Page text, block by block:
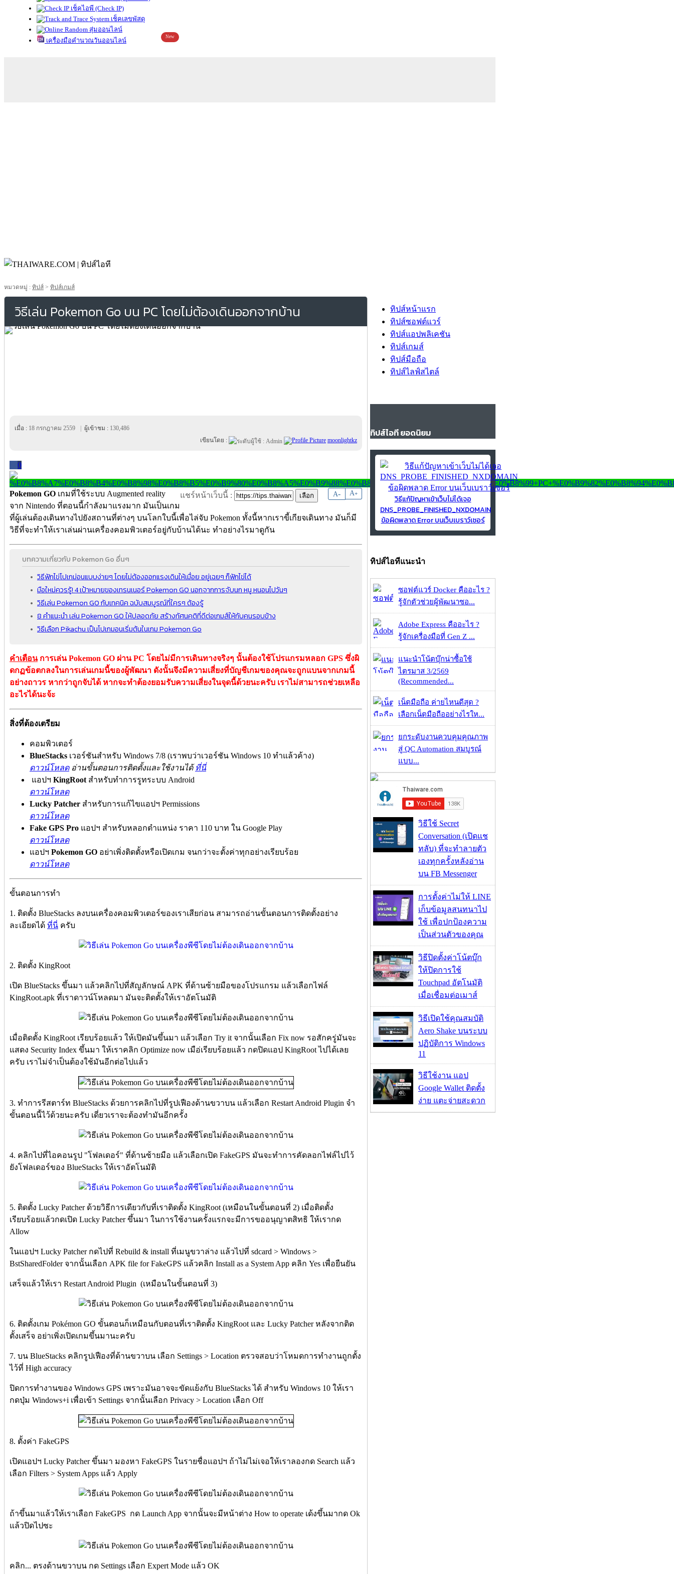
เช็คไอพี (Check IP)
เช็คเลขพัสดุ
สุ่มออนไลน์
เครื่องมือคำนวณวันออนไลน์
New
หมวดหมู่ : ทิปส์ > ทิปส์เกมส์
วิธีเล่น Pokemon Go บน PC โดยไม่ต้องเดินออกจากบ้าน
เมื่อ : 18 กรกฎาคม 2559 ผู้เข้าชม : 130,486
เขียนโดย :
moonlightkz
0
A- A+
แชร์หน้าเว็บนี้ :
Pokemon GO เกมที่ใช้ระบบ Augmented reality
จาก Nintendo ที่ตอนนี้กำลังมาแรงมาก มันเป็นเกม
ที่ผู้เล่นต้องเดินทางไปยังสถานที่ต่างๆ บนโลกใบนี้เพื่อไล่จับ Pokemon ทั้งนี้หากเราขี้เกียจเดินทาง มันก็มี
วิธีที่จะทำให้เราเล่นผ่านเครื่องคอมพิวเตอร์อยู่กับบ้านได้นะ ทำอย่างไรมาดูกัน
บทความเกี่ยวกับ Pokemon Go อื่นๆ
วิธีฟักไข่โปเกม่อนแบบง่ายๆ โดยไม่ต้องออกแรงเดินให้เมื่อย อยู่เฉยๆ ก็ฟักไข่ได้
มือใหม่ควรรู้! 4 เป้าหมายของเทรนเนอร์ Pokemon GO นอกจากการจับนก หนู หนอนไปวันๆ
วิธีเล่น Pokemon GO กับเทคนิค ฉบับสมบูรณ์ที่ใครๆ ต้องรู้
8 คำแนะนำ เล่น Pokemon GO ให้ปลอดภัย สร้างทัศนคติที่ดีต่อเกมส์ให้กับคนรอบข้าง
วิธีเลือก Pikachu เป็นโปเกมอนเริ่มต้นในเกม Pokemon Go
คำเตือนการเล่น Pokemon GO ผ่าน PC โดยไม่มีการเดินทางจริงๆ นั้นต้องใช้โปรแกรมหลอก GPS ซึ่งผิ
ดกฏข้อตกลงในการเล่นเกมนี้ของผู้พัฒนา ดังนั้นจึงมีความเสี่ยงที่บัญชีเกมของคุณจะถูกแบนจากเกมนี้
อย่างถาวร หากว่าถูกจับได้ หากจะทำต้องยอมรับความเสี่ยงในจุดนี้ด้วยนะครับ เราไม่สามารถช่วยเหลือ
อะไรได้นะจ้ะ
สิ่งที่ต้องเตรียม
คอมพิวเตอร์
BlueStacks เวอร์ชันสำหรับ Windows 7/8 (เราพบว่าเวอร์ชัน Windows 10 ทำแล้วค้าง)
ดาวน์โหลดอ่านขั้นตอนการติดตั้งและใช้งานได้ ที่นี่
แอปฯ KingRoot สำหรับทำการรูทระบบ Android
ดาวน์โหลด
Lucky Patcher สำหรับการแก้ไขแอปฯ Permissions
ดาวน์โหลด
Fake GPS Pro แอปฯ สำหรับหลอกตำแหน่ง ราคา 110 บาท ใน Google Play
ดาวน์โหลด
แอปฯ Pokemon GO อย่าเพิ่งติดตั้งหรือเปิดเกม จนกว่าจะตั้งค่าทุกอย่างเรียบร้อย
ดาวน์โหลด
ขั้นตอนการทำ
1. ติดตั้ง BlueStacks ลงบนเครื่องคอมพิวเตอร์ของเราเสียก่อน สามารถอ่านขั้นตอนการติดตั้งอย่าง
ละเอียดได้ ที่นี่ ครับ
2. ติดตั้ง KingRoot
เปิด BlueStacks ขึ้นมา แล้วคลิกไปที่สัญลักษณ์ APK ที่ด้านซ้ายมือของโปรแกรม แล้วเลือกไฟล์
KingRoot.apk ที่เราดาวน์โหลดมา มันจะติดตั้งให้เราอัตโนมัติ
เมื่อติดตั้ง KingRoot เรียบร้อยแล้ว ให้เปิดมันขึ้นมา แล้วเลือก Try it จากนั้นเลือก Fix now รอสักครู่มันจะ
แสดง Security Index ขึ้นมา ให้เราคลิก Optimize now เมือ่เรียบร้อยแล้ว กดปิดแอป KingRoot ไปได้เลย
ครับ เราไม่จำเป็นต้องใช้มันอีกต่อไปแล้ว
3. ทำการรีสตาร์ท BlueStacks ด้วยการคลิกไปที่รูปเฟืองด้านขวาบน แล้วเลือก Restart Android Plugin จำ
ขั้นตอนนี้ไว้ด้วยนะครับ เดี่ยวเราจะต้องทำมันอีกครั้ง
4. คลิกไปที่ไอคอนรูป "โฟลเดอร์" ที่ด้านซ้ายมือ แล้วเลือกเปิด FakeGPS มันจะทำการคัดลอกไฟล์ไปไว้
ยังโฟลเดอร์ของ BlueStacks ให้เราอัตโนมัติ
5. ติดตั้ง Lucky Patcher ด้วยวิธีการเดียวกับที่เราติดตั้ง KingRoot (เหมือนในขั้นตอนที่ 2) เมื่อติดตั้ง
เรียบร้อยแล้วกดเปิด Lucky Patcher ขึ้นมา ในการใช้งานครั้งแรกจะมีการขออนุญาตสิทธิ ให้เรากด
Allow
ในแอปฯ Lucky Patcher กดไปที่ Rebuild & install ที่เมนูขวาล่าง แล้วไปที่ sdcard > Windows >
BstSharedFolder จากนั้นเลือก APK file for FakeGPS แล้วคลิก Install as a System App คลิก Yes เพื่อยืนยัน
เสร็จแล้วให้เรา Restart Android Plugin (เหมือนในขั้นตอนที่ 3)
6. ติดตั้งเกม Pokémon GO ขั้นตอนก็เหมือนกับตอนที่เราติดตั้ง KingRoot และ Lucky Patcher หลังจากติด
ตั้งเสร็จ อย่าเพิ่งเปิดเกมขึ้นมานะครับ
7. บน BlueStacks คลิกรูปเฟืองที่ด้านขวาบน เลือก Settings > Location ตรวจสอบว่าโหมดการทำงานถูกตั้ง
ไว้ที่ High accuracy
ปิดการทำงานของ Windows GPS เพราะมันอาจจะขัดแย้งกับ BlueStacks ได้ สำหรับ Windows 10 ให้เรา
กดปุ่ม Windows+i เพื่อเข้า Settings จากนั้นเลือก Privacy > Location เลือก Off
8. ตั้งค่า FakeGPS
เปิดแอปฯ Lucky Patcher ขึ้นมา มองหา FakeGPS ในรายชื่อแอปฯ ถ้าไม่ไม่เจอให้เราลองกด Search แล้ว
เลือก Filters > System Apps แล้ว Apply
ถ้าขึ้นมาแล้วให้เราเลือก FakeGPS กด Launch App จากนั้นจะมีหน้าต่าง How to operate เด้งขึ้นมากด Ok
แล้วปิดไปซะ
คลิก... ตรงด้านขวาบน กด Settings เลือก Expert Mode แล้ว OK
ทิปส์หน้าแรก
ทิปส์ซอฟต์แวร์
ทิปส์แอปพลิเคชัน
ทิปส์เกมส์
ทิปส์มือถือ
ทิปส์ไลฟ์สไตล์
ทิปส์ไอที ยอดนิยม
วิธีแก้ปัญหาเข้าเว็บไม่ได้เจอ
DNS_PROBE_FINISHED_NXDOMAIN
ข้อผิดพลาด Error บนเว็บเบราว์เซอร์
ทิปส์ไอทีแนะนำ
ซอฟต์แวร์ Docker คืออะไร ?
รู้จักตัวช่วยผู้พัฒนาซอ...
Adobe Express คืออะไร ?
รู้จักเครื่องมือที่ Gen Z ...
แนะนำโน้ตบุ๊กน่าซื้อใช้
ไตรมาส 3/2569
(Recommended...
เน็ตมือถือ ค่ายไหนดีสุด ?
เลือกเน็ตมือถืออย่างไรให...
ยกระดับงานควบคุมคุณภาพ
สู่ QC Automation สมบูรณ์
แบบ...
วิธีใช้ Secret
Conversation (เปิดแช
ทลับ) ที่จะทำลายตัว
เองทุกครั้งหลังอ่าน
บน FB Messenger
การตั้งค่าไม่ให้ LINE
เก็บข้อมูลสนทนาไป
ใช้ เพื่อปกป้องความ
เป็นส่วนตัวของคุณ
วิธีปิดตั้งค่าโน้ตบุ๊ก
ให้ปิดการใช้
Touchpad อัตโนมัติ
เมื่อเชื่อมต่อเมาส์
วิธีเปิดใช้คุณสมบัติ
Aero Shake บนระบบ
ปฏิบัติการ Windows
11
วิธีใช้งาน แอป
Google Wallet ติดตั้ง
ง่าย แตะจ่ายสะดวก